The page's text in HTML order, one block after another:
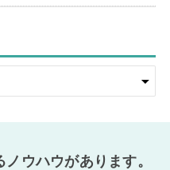
ウハウがあります。